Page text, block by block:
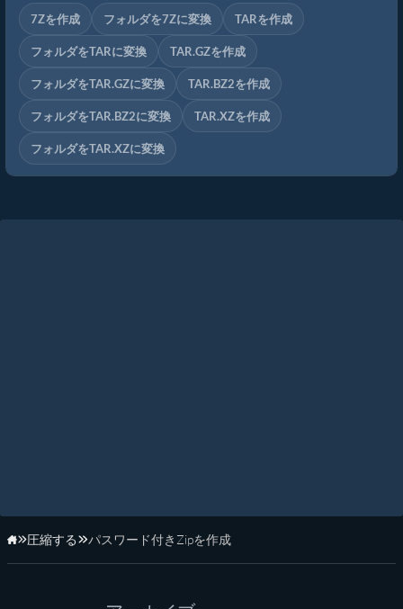
7Zを作成 フォルダを7Zに変換 TARを作成
フォルダをTARに変換 TAR.GZを作成
フォルダをTAR.GZに変換 TAR.BZ2を作成
フォルダをTAR.BZ2に変換 TAR.XZを作成
フォルダをTAR.XZに変換
ホーム
圧縮する パスワード付きZipを作成